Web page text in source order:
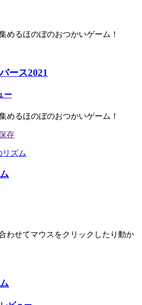
めるほのぼのおつかいゲーム！
ース2021
ー
めるほのぼのおつかいゲーム！
わせてマウスをクリックしたり動か